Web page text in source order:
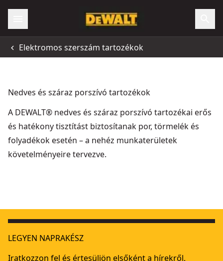
Elektromos szerszám tartozékok
Nedves és száraz porszívó tartozékok
A DEWALT® nedves és száraz porszívó tartozékai erős
és hatékony tisztítást biztosítanak por, törmelék és
folyadékok esetén – a nehéz munkaterületek
követelményeire tervezve.
Kúpos gumi csatlakozó adapter
Porelszívó fúrókalapácshoz- SKU:DWH079D-XJ
LEGYEN NAPRAKÉSZ
Iratkozzon fel és értesüljön elsőként a hírekről,